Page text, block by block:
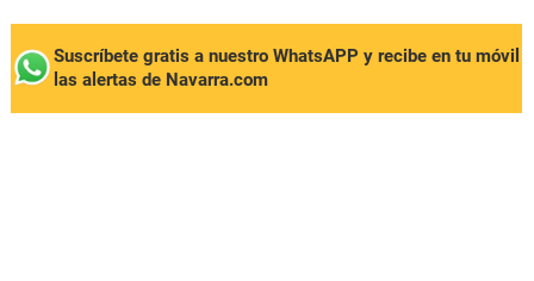
Suscríbete gratis a nuestro WhatsAPP y recibe en tu móvil
las alertas de Navarra.com